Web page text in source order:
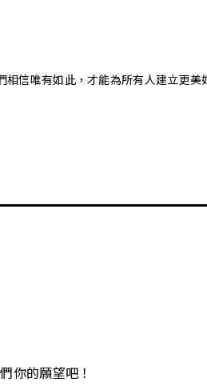
相信唯有如此，才能為所有人建立更美
你的願望吧！